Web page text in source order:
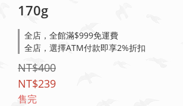
170g
全店，全館滿$999免運費
全店，選擇ATM付款即享2%折扣
NT$400
NT$239
售完